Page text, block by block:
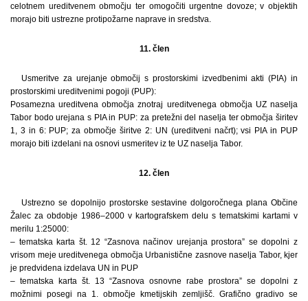
celotnem ureditvenem območju ter omogočiti urgentne dovoze; v objektih
morajo biti ustrezne protipožarne naprave in sredstva.
11. člen
Usmeritve za urejanje območij s prostorskimi izvedbenimi akti (PIA) in
prostorskimi ureditvenimi pogoji (PUP):
Posamezna ureditvena območja znotraj ureditvenega območja UZ naselja
Tabor bodo urejana s PIA in PUP: za pretežni del naselja ter območja širitev
1, 3 in 6: PUP; za območje širitve 2: UN (ureditveni načrt); vsi PIA in PUP
morajo biti izdelani na osnovi usmeritev iz te UZ naselja Tabor.
12. člen
Ustrezno se dopolnijo prostorske sestavine dolgoročnega plana Občine
Žalec za obdobje 1986–2000 v kartografskem delu s tematskimi kartami v
merilu 1:25000:
– tematska karta št. 12 “Zasnova načinov urejanja prostora” se dopolni z
vrisom meje ureditvenega območja Urbanistične zasnove naselja Tabor, kjer
je predvidena izdelava UN in PUP
– tematska karta št. 13 “Zasnova osnovne rabe prostora” se dopolni z
možnimi posegi na 1. območje kmetijskih zemljišč. Grafično gradivo se